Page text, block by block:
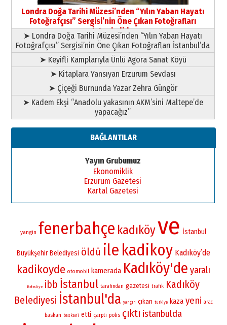
Şampiyonluk Sebahattin Şirin’e
yazar
11 Mayıs 2026 Pazartesi
Londra Doğa Tarihi Müzesi’nden “Yılın Yaban Hayatı
Fotoğrafçısı” Sergisi’nin Öne Çıkan Fotoğrafları
İstanbul’da
➤ Londra Doğa Tarihi Müzesi’nden “Yılın Yaban Hayatı
Fotoğrafçısı” Sergisi’nin Öne Çıkan Fotoğrafları İstanbul’da
➤ Keyifli Kamplarıyla Ünlü Agora Sanat Köyü
➤ Kitaplara Yansıyan Erzurum Sevdası
➤ Çiçeği Burnunda Yazar Zehra Güngör
➤ Kadem Ekşi “Anadolu yakasının AKM’sini Maltepe’de
yapacağız”
BAĞLANTILAR
Yayın Grubumuz
Ekonomiklik
Erzurum Gazetesi
Kartal Gazetesi
yangin fenerbahçe kadıköyve İstanbul
Büyükşehir Belediyesi öldü ile kadikoy Kadıköy’de
kadikoyde otomobil kamerada Kadıköy'de yaralı
Belediye ibb İstanbul tarafından gazetesi trafik Kadıköy
Belediyesi İstanbul'da yangın çıkan turkiye kaza yeni arac
baskan baskani etti çarptı polis çıktı istanbulda